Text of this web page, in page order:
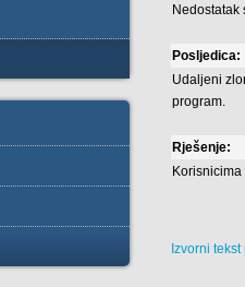
Nedostatak
Posljedica:
Udaljeni
program.
Rješenje:
Korisnicima
Izvorni